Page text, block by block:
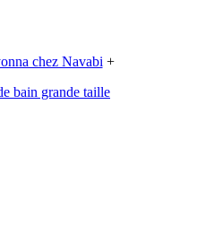
chez Navabi +
bain grande taille